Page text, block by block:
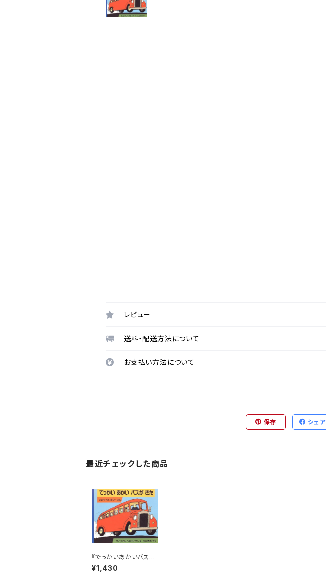
レビュー
送料・配送方法について
お支払い方法について
保存 シェア
最近チェックした商品
『でっかいあかいバスが
きた』
¥1,430